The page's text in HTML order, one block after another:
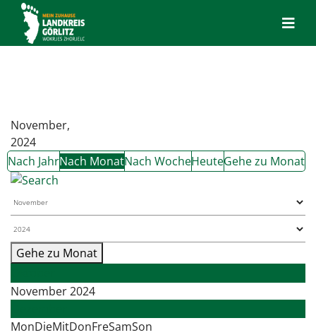
November,
2024
Nach JahrNach MonatNach WocheHeuteGehe zu Monat
Gehe zu Monat
November 2024
MonDieMitDonFreSamSon